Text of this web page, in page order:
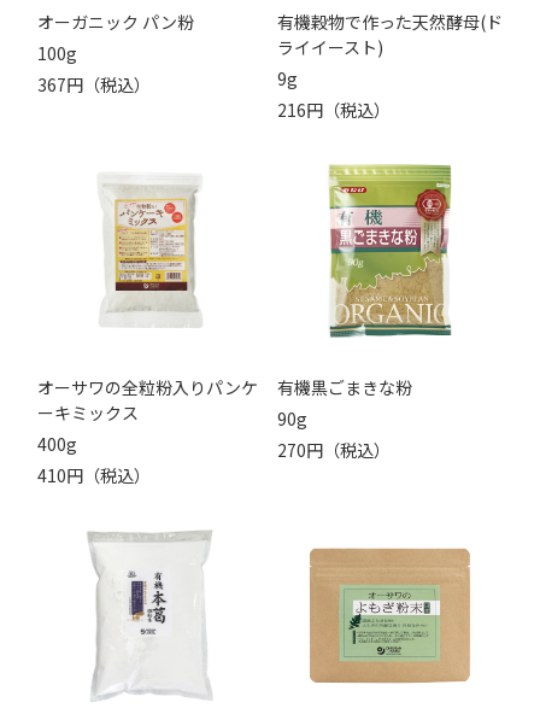
オーガニック パン粉
100g
367円（税込）
有機穀物で作った天然酵母(ド
ライイースト)
9g
216円（税込）
オーサワの全粒粉入りパンケ
ーキミックス
400g
410円（税込）
有機黒ごまきな粉
90g
270円（税込）